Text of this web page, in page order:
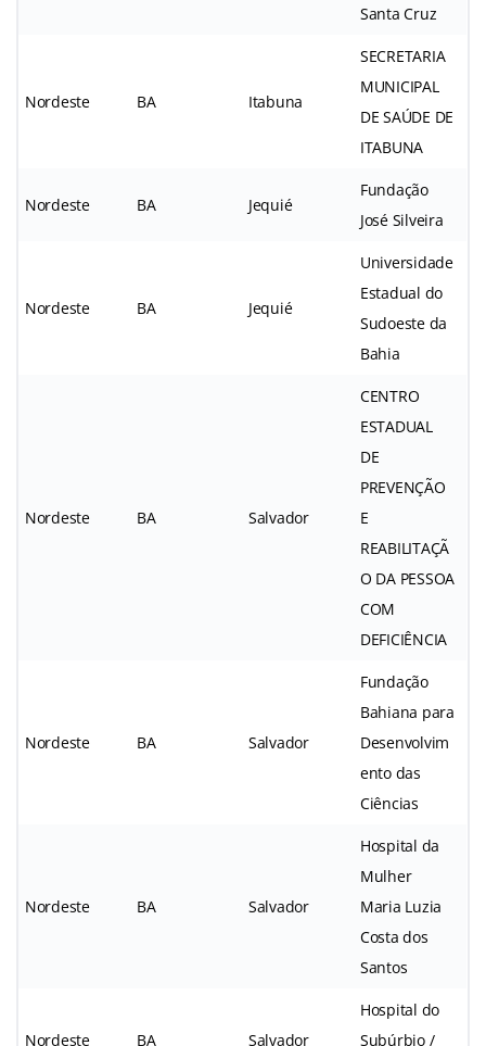
Santa Cruz
Nordeste BA Itabuna
SECRETARIA
MUNICIPAL
DE SAÚDE DE
ITABUNA
Nordeste BA Jequié
Fundação
José Silveira
Nordeste BA Jequié
Universidade
Estadual do
Sudoeste da
Bahia
Nordeste BA Salvador
CENTRO
ESTADUAL
DE
PREVENÇÃO
E
REABILITAÇÃ
O DA PESSOA
COM
DEFICIÊNCIA
Nordeste BA Salvador
Fundação
Bahiana para
Desenvolvim
ento das
Ciências
Nordeste BA Salvador
Hospital da
Mulher
Maria Luzia
Costa dos
Santos
Nordeste BA Salvador
Hospital do
Subúrbio /